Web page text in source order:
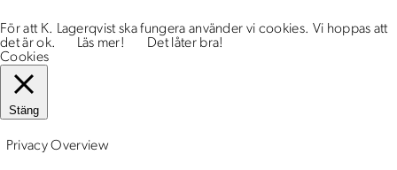
För att K. Lagerqvist ska fungera använder vi cookies. Vi hoppas att
det är ok.
Läs mer!
Det låter bra!
Cookies
Stäng
Privacy Overview